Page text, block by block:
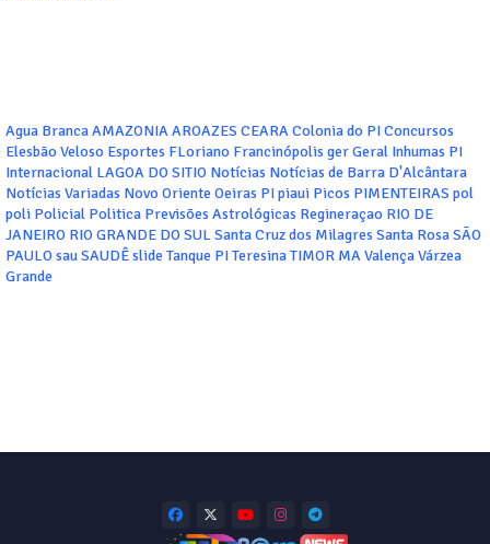
Agua BrancaAMAZONIAAROAZES CEARAColonia do PIConcursos
Elesbão Veloso Esportes FLoriano Francinópolis gerGeral Inhumas PI
Internacional LAGOA DO SITIO Notícias Notícias de Barra D'Alcântara
Notícias Variadas Novo Oriente Oeiras PIpiaui Picos PIMENTEIRAS pol
poli Policial Politica Previsões Astrológicas Regineraçao RIO DE
JANEIRO RIO GRANDE DO SUL Santa Cruz dos Milagres Santa RosaSÃO
PAULOsauSAUDÊslide Tanque PITeresinaTIMOR MAValençaVárzea
Grande